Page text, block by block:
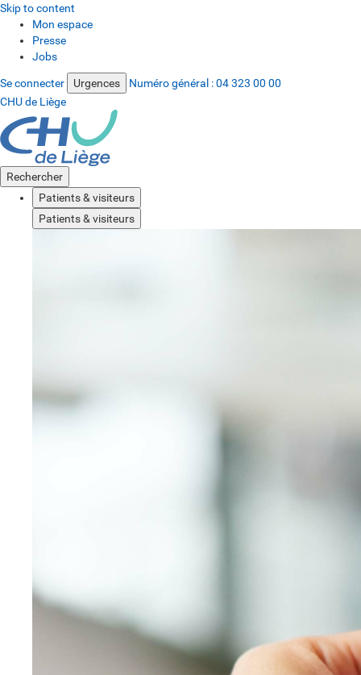
Skip to content
Mon espace
Presse
Jobs
Se connecter Urgences Numéro général :04 323 00 00
CHU de Liège
Rechercher
Patients & visiteurs
Patients & visiteurs